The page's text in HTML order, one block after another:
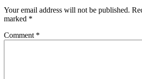
Your email address will not be published.
marked *
Comment *